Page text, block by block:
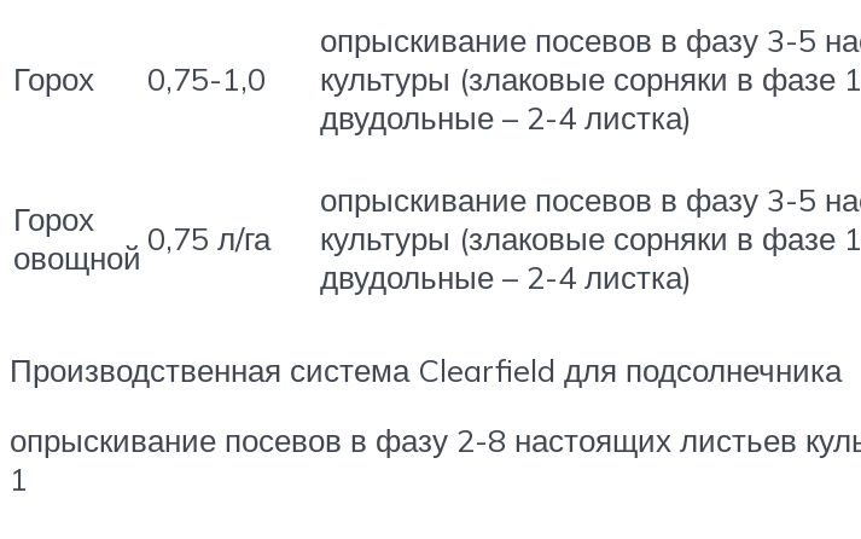
Горох 0,75-1,0
опрыскивание посевов в фазу 3-5
культуры (злаковые сорняки в фазе
двудольные – 2-4 листка)
Горох
овощной 0,75 л/га
опрыскивание посевов в фазу 3-5
культуры (злаковые сорняки в фазе
двудольные – 2-4 листка)
Производственная система Clearfield для подсолнечника
опрыскивание посевов в фазу 2-8 настоящих листьев
1